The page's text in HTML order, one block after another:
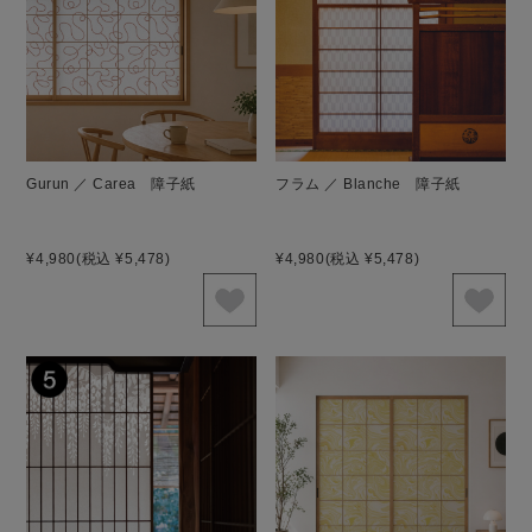
Gurun ／ Carea 障子紙
¥4,980(税込 ¥5,478)
フラム ／ Blanche 障子紙
¥4,980(税込 ¥5,478)